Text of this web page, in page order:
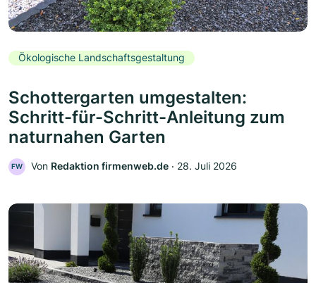
Ökologische Landschaftsgestaltung
Schottergarten umgestalten:
Schritt-für-Schritt-Anleitung zum
naturnahen Garten
FW Von Redaktion firmenweb.de ‧ 28. Juli 2026